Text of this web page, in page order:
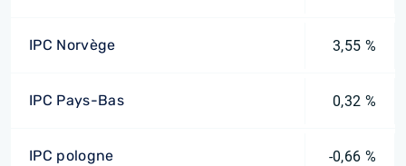
IPC Norvège 3,55 %
IPC Pays-Bas 0,32 %
IPC pologne -0,66 %